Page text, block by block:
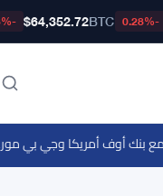
-0.28%
BTC
$64,352.72
-0.53%
أمريكا وجي بي مورغان في 25